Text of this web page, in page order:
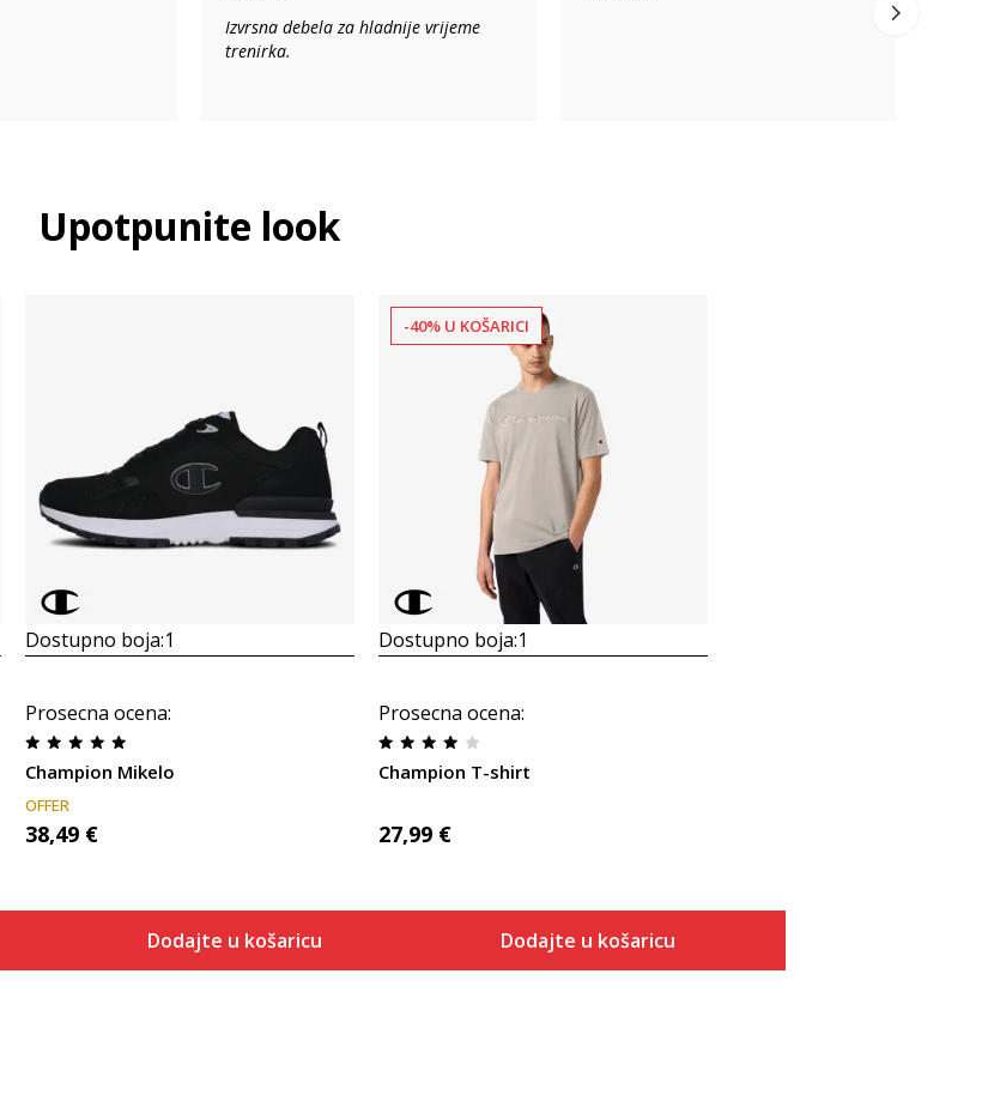
Izvrsna debela za hladnije vrijeme
trenirka.
Upotpunite look
Dostupno boja:1
Prosecna ocena:
Champion Mikelo
OFFER
38,49 €
Dodajte u košaricu
-40% U KOŠARICI
Dostupno boja:1
Prosecna ocena:
Champion T-shirt
27,99 €
Dodajte u košaricu